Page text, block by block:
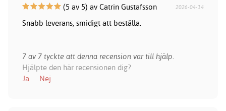
(5 av 5) av Catrin Gustafsson 2026-04-14
Snabb leverans, smidigt att beställa.
7 av 7 tyckte att denna recension var till hjälp.
Hjälpte den här recensionen dig?
Ja
Nej